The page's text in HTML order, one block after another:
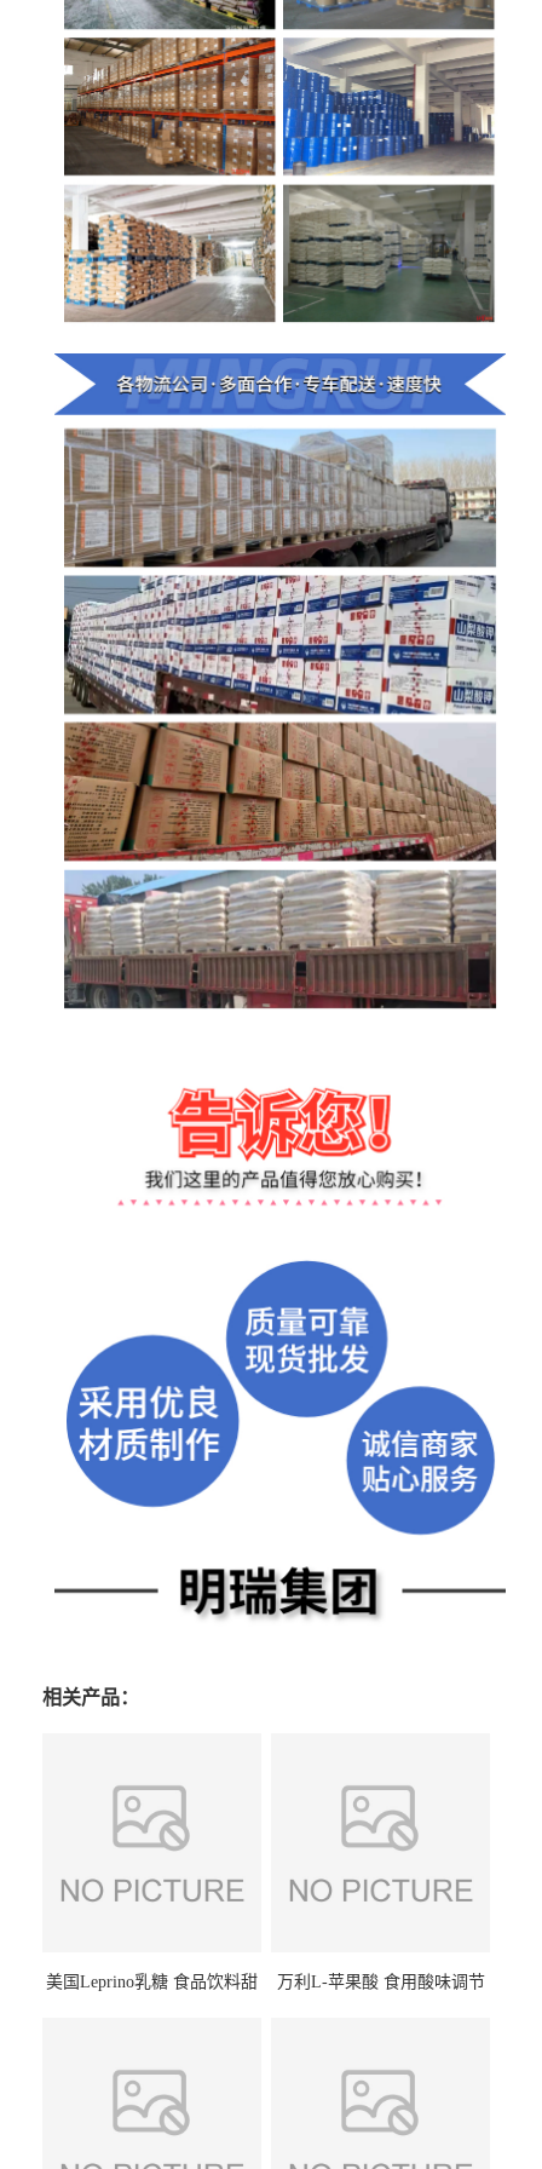
相关产品：
美国Leprino乳糖 食品饮料甜
万利L-苹果酸 食用酸味调节